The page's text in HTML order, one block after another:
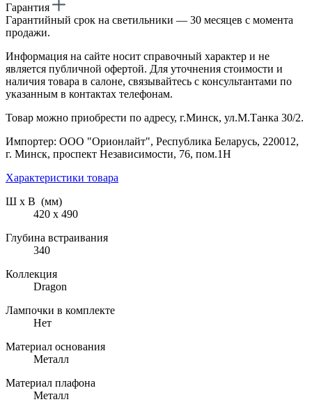
Гарантия
Гарантийный срок на светильники — 30 месяцев с момента
продажи.
Информация на сайте носит справочный характер и не
является публичной офертой. Для уточнения стоимости и
наличия товара в салоне, связывайтесь с консультантами по
указанным в контактах телефонам.
Товар можно приобрести по адресу, г.Минск, ул.М.Танка 30/2.
Импортер: ООО "Орионлайт", Республика Беларусь, 220012,
г. Минск, проспект Независимости, 76, пом.1Н
Характеристики товара
Ш х В (мм)
420 х 490
Глубина встраивания
340
Коллекция
Dragon
Лампочки в комплекте
Нет
Материал основания
Металл
Материал плафона
Металл